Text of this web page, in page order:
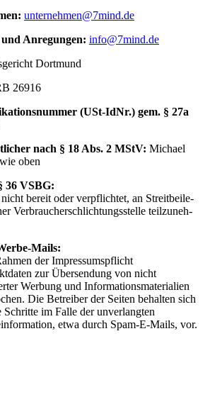
unternehmen@7mind.de
Anre­gun­gen: info@7mind.de
Dort­mund
26916
(USt-IdNr.) gem. § 27a
nach § 18 Abs. 2 MStV: Michael
oben
36 VSBG:
bereit oder verp­flich­tet, an Streit­bei­le­
Ver­brau­cher­schlich­tungs­s­telle teil­zu­neh­
Mails:
der Impressumspflicht
zur Übersendung von nicht
Werbung und Informationsmaterialien
Die Betreiber der Seiten behalten sich
im Falle der unverlangten
etwa durch Spam-E-Mails, vor.